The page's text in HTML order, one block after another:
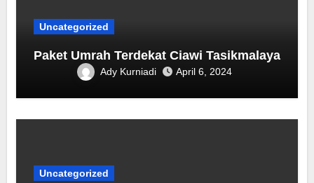
Uncategorized
Paket Umrah Terdekat Ciawi Tasikmalaya
Ady Kurniadi April 6, 2024
Uncategorized